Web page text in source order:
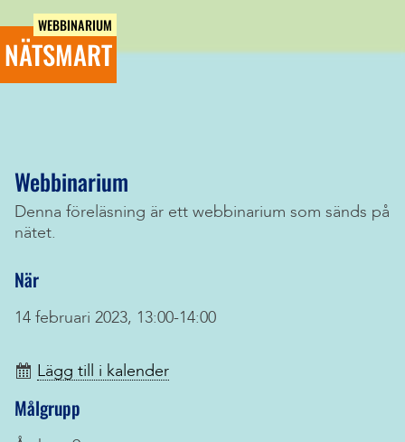
WEBBINARIUM
NÄTSMART
Webbinarium
Denna föreläsning är ett webbinarium som sänds på
nätet.
När
14 februari 2023, 13:00-14:00
Lägg till i kalender
Målgrupp